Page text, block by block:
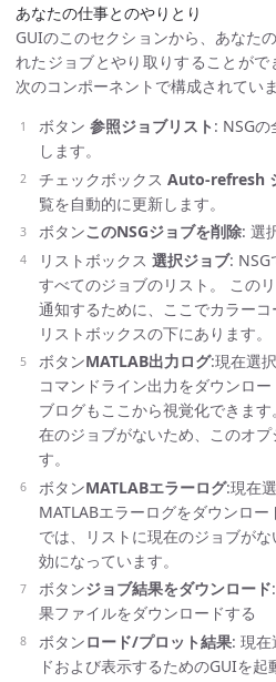
あなたの仕事とのやりとり
GUIのこのセクションから、あなた
れたジョブとやり取りすることがで
次のコンポーネントで構成されていま
ボタン 参照ジョブリスト : NSG
します。
チェックボックス Auto-refresh
覧を自動的に更新します。
ボタンこのNSGジョブを削除: 選
リストボックス 選択ジョブ: NSG
すべてのジョブのリスト。 この
通知するために、ここでカラー
リストボックスの下にあります。
ボタンMATLAB出力ログ:現在選
コマンドライン出力をダウンロ
ブログもここから視覚化できま
在のジョブがないため、このオ
す。
ボタンMATLABエラーログ:現在
MATLABエラーログをダウンロ
では、リストに現在のジョブが
効になっています。
ボタンジョブ結果をダウンロード
果ファイルをダウンロードする
ボタンロード/プロット結果: 現
ドおよび表示するためのGUIを起